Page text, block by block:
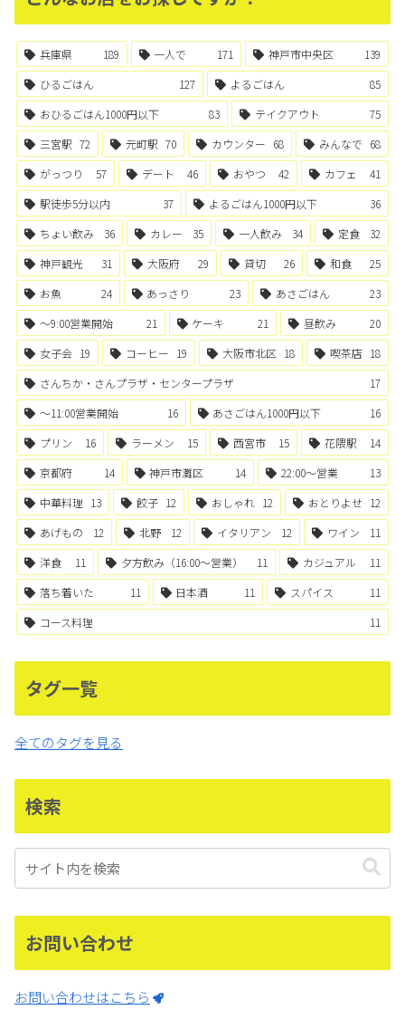
兵庫県 189 一人で 171 神戸市中央区
139
ひるごはん
127 よるごはん
85
おひるごはん1000円以下
83 テイクアウト
75
三宮駅 72 元町駅 70 カウンター 68 みんなで 68
がっつり
57 デート 46 おやつ 42 カフェ
41
駅徒歩5分以内
37 よるごはん1000円以下
36
ちょい飲み
36 カレー 35 一人飲み 34 定食
32
神戸観光
31 大阪府 29 貸切 26 和食
25
お魚
24 あっさり 23 あさごはん
23
〜9:00営業開始
21 ケーキ 21 昼飲み
20
女子会 19 コーヒー 19 大阪市北区 18 喫茶店 18
さんちか・さんプラザ・センタープラザ
17
〜11:00営業開始
16 あさごはん1000円以下
16
プリン
16 ラーメン 15 西宮市 15 花隈駅
14
京都府
14 神戸市灘区 14 22:00〜営業
13
中華料理 13 餃子 12 おしゃれ 12 おとりよせ 12
あげもの
12 北野 12 イタリアン 12 ワイン
11
洋食
11 夕方飲み（16:00〜営業） 11 カジュアル
11
落ち着いた
11 日本酒 11 スパイス
11
コース料理
11
タグ一覧
全てのタグを見る
検索
お問い合わせ
お問い合わせはこちら